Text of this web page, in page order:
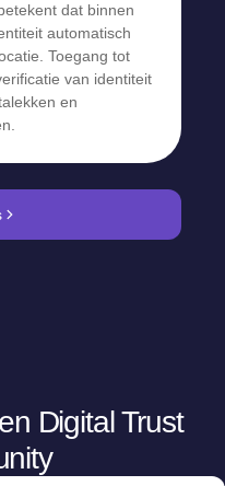
dat binnen
automatisch
Toegang tot
van identiteit
en
en Digital Trust